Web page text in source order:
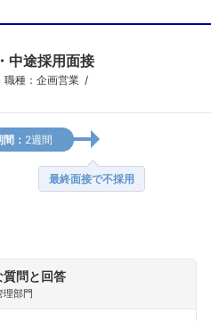
中途採用面接
職種：企画営業
： 2週間
最終面接で不採用
問と回答
理部門